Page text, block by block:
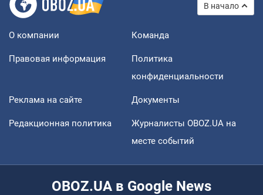
В начало
О компании Команда
Правовая информация
Политика
конфиденциальности
Реклама на сайте Документы
Редакционная политика
Журналисты OBOZ.UA на
месте событий
OBOZ.UA в Google News